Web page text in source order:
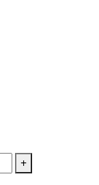
+